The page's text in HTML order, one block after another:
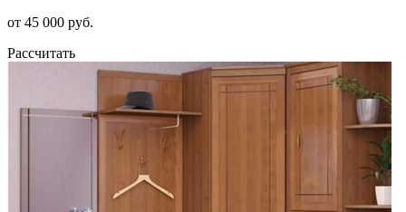
от 45 000 руб.
Рассчитать